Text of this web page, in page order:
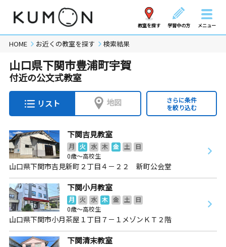
教室を探す 学習中の方 メニュー
HOME お近くの教室を探す 検索結果
山口県下関市豊浦町宇賀
付近の公文式教室
リスト 地図
さらに条件
を絞り込む
下関吉見教室
月 火 水 木 金 土
日
0歳～高校生
山口県下関市吉見新町２丁目４－２２ 新町公会堂
下関小月教室
月 火 水 木 金 土
日
0歳～高校生
山口県下関市小月茶屋１丁目７－１メゾンＫＴ２階
下関清末教室